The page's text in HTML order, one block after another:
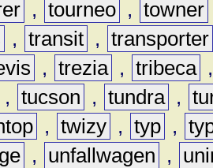
, tourneo , towner
, transit , transporter
, trezia , tribeca
, tucson , tundra ,
, twizy , typ ,
, unfallwagen ,